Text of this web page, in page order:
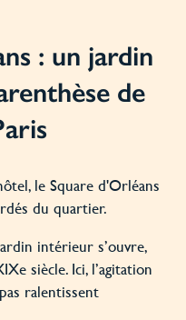
: un jardin
de
le Square d'Orléans
du quartier.
intérieur s’ouvre,
siècle. Ici, l’agitation
ralentissent